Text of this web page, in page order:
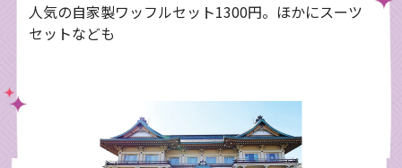
人気の自家製ワッフルセット1300円。ほかにスーツ
セットなども